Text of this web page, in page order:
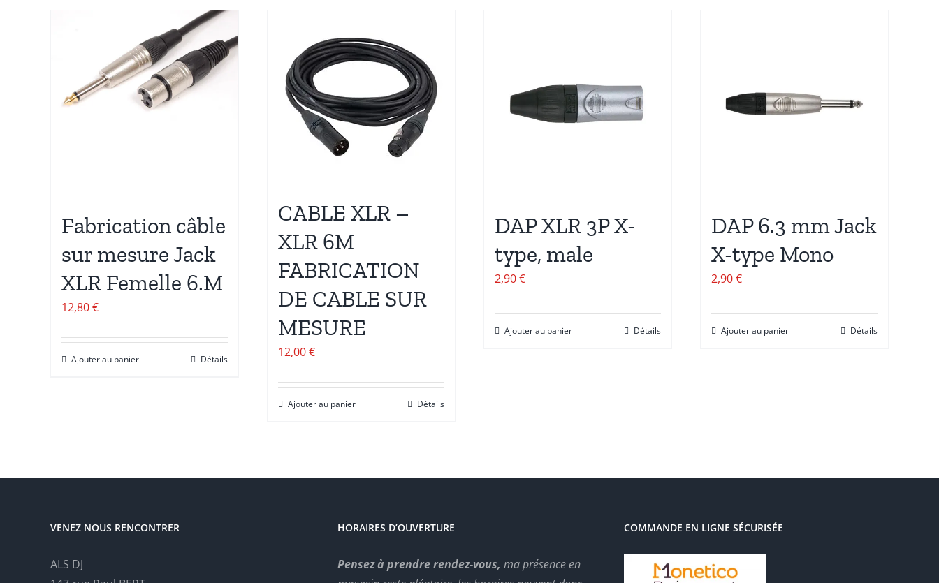
Fabrication câble
sur mesure Jack
XLR Femelle 6.M
12,80€
Ajouter au panier Détails
CABLE XLR –
XLR 6M
FABRICATION
DE CABLE SUR
MESURE
12,00€
Ajouter au panier Détails
DAP XLR 3P X-
type, male
2,90€
Ajouter au panier Détails
DAP 6.3 mm Jack
X-type Mono
2,90€
Ajouter au panier Détails
VENEZ NOUS RENCONTRER
ALS DJ
HORAIRES D’OUVERTURE
Pensez à prendre rendez-vous, ma présence en
COMMANDE EN LIGNE SÉCURISÉE